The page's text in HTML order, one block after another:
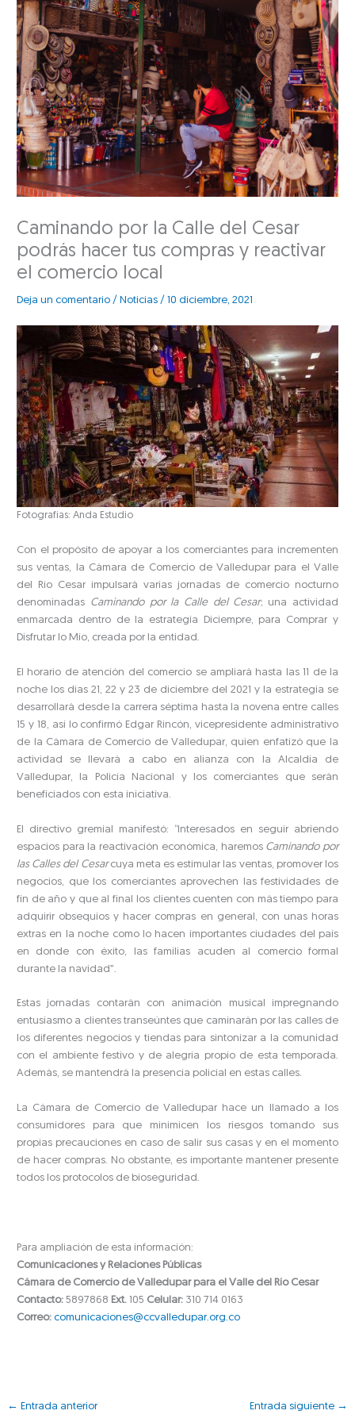
Caminando por la Calle del Cesar
podrás hacer tus compras y reactivar
el comercio local
Deja un comentario / Noticias /10 diciembre, 2021
Fotografías: Anda Estudio
Con el propósito de apoyar a los comerciantes para incrementen
sus ventas, la Cámara de Comercio de Valledupar para el Valle
del Río Cesar impulsará varias jornadas de comercio nocturno
denominadas Caminando por la Calle del Cesar; una actividad
enmarcada dentro de la estrategia Diciempre, para Comprar y
Disfrutar lo Mío, creada por la entidad.
El horario de atención del comercio se ampliará hasta las 11 de la
noche los días 21, 22 y 23 de diciembre del 2021 y la estrategia se
desarrollará desde la carrera séptima hasta la novena entre calles
15 y 18, así lo confirmó Edgar Rincón, vicepresidente administrativo
de la Cámara de Comercio de Valledupar, quien enfatizó que la
actividad se llevará a cabo en alianza con la Alcaldía de
Valledupar, la Policía Nacional y los comerciantes que serán
beneficiados con esta iniciativa.
El directivo gremial manifestó: “Interesados en seguir abriendo
espacios para la reactivación económica, haremos Caminando por
las Calles del Cesarcuya meta es estimular las ventas, promover los
negocios, que los comerciantes aprovechen las festividades de
fin de año y que al final los clientes cuenten con más tiempo para
adquirir obsequios y hacer compras en general, con unas horas
extras en la noche como lo hacen importantes ciudades del país
en donde con éxito, las familias acuden al comercio formal
durante la navidad”.
Estas jornadas contarán con animación musical impregnando
entusiasmo a clientes transeúntes que caminarán por las calles de
los diferentes negocios y tiendas para sintonizar a la comunidad
con el ambiente festivo y de alegría propio de esta temporada.
Además, se mantendrá la presencia policial en estas calles.
La Cámara de Comercio de Valledupar hace un llamado a los
consumidores para que minimicen los riesgos tomando sus
propias precauciones en caso de salir sus casas y en el momento
de hacer compras. No obstante, es importante mantener presente
todos los protocolos de bioseguridad.
Para ampliación de esta información:
Comunicaciones y Relaciones Públicas
Cámara de Comercio de Valledupar para el Valle del Río Cesar
Contacto: 5897868 Ext. 105 Celular: 310 714 0163
Correo: comunicaciones@ccvalledupar.org.co
← Entrada anterior Entrada siguiente →